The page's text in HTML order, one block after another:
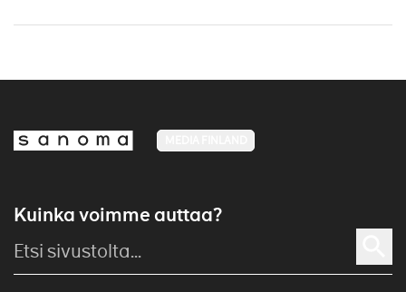
Kuinka voimme auttaa?